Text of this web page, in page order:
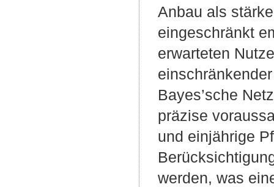
Anbau als
eingeschränkt
erwarteten
Bayes’sche
präzise
und einjährige
werden, was